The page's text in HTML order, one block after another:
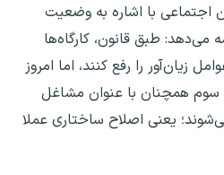
اجتماعی با اشاره به وضعیت
طبق قانون، کارگاه‌ها
زیان‌آور را رفع کنند، اما امروز
همچنان با عنوان مشاغل
یعنی اصلاح ساختاری عملا